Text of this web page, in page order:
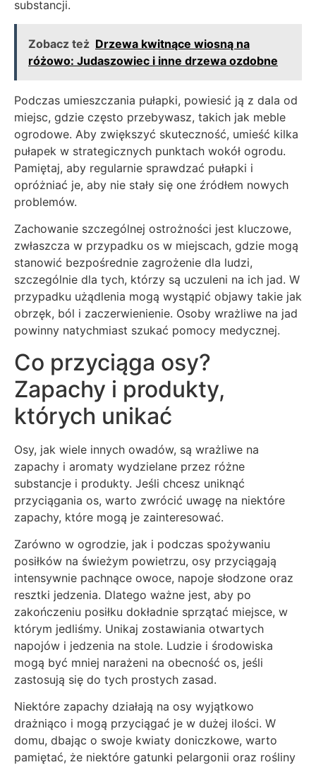
substancji.
Zobacz też Drzewa kwitnące wiosną na
różowo: Judaszowiec i inne drzewa ozdobne
Podczas umieszczania pułapki, powiesić ją z dala od
miejsc, gdzie często przebywasz, takich jak meble
ogrodowe. Aby zwiększyć skuteczność, umieść kilka
pułapek w strategicznych punktach wokół ogrodu.
Pamiętaj, aby regularnie sprawdzać pułapki i
opróżniać je, aby nie stały się one źródłem nowych
problemów.
Zachowanie szczególnej ostrożności jest kluczowe,
zwłaszcza w przypadku os w miejscach, gdzie mogą
stanowić bezpośrednie zagrożenie dla ludzi,
szczególnie dla tych, którzy są uczuleni na ich jad. W
przypadku użądlenia mogą wystąpić objawy takie jak
obrzęk, ból i zaczerwienienie. Osoby wrażliwe na jad
powinny natychmiast szukać pomocy medycznej.
Co przyciąga osy?
Zapachy i produkty,
których unikać
Osy, jak wiele innych owadów, są wrażliwe na
zapachy i aromaty wydzielane przez różne
substancje i produkty. Jeśli chcesz uniknąć
przyciągania os, warto zwrócić uwagę na niektóre
zapachy, które mogą je zainteresować.
Zarówno w ogrodzie, jak i podczas spożywaniu
posiłków na świeżym powietrzu, osy przyciągają
intensywnie pachnące owoce, napoje słodzone oraz
resztki jedzenia. Dlatego ważne jest, aby po
zakończeniu posiłku dokładnie sprzątać miejsce, w
którym jedliśmy. Unikaj zostawiania otwartych
napojów i jedzenia na stole. Ludzie i środowiska
mogą być mniej narażeni na obecność os, jeśli
zastosują się do tych prostych zasad.
Niektóre zapachy działają na osy wyjątkowo
drażniąco i mogą przyciągać je w dużej ilości. W
domu, dbając o swoje kwiaty doniczkowe, warto
pamiętać, że niektóre gatunki pelargonii oraz rośliny